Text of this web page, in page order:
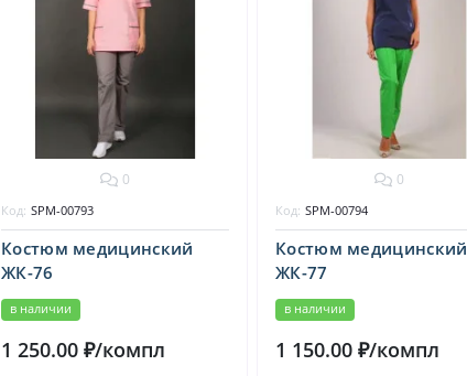
0
Костюм медицинский
ЖК-76
в наличии
Код: SPM-00793
1 250.00 ₽/компл
0
Костюм медицинский
ЖК-77
в наличии
Код: SPM-00794
1 150.00 ₽/компл